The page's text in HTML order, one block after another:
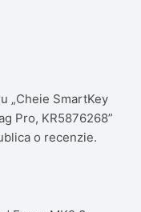
„Cheie SmartKey
Pro, KR5876268”
o recenzie.